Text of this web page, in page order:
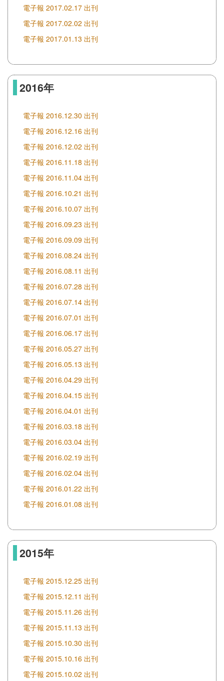
電子報 2017.02.17 出刊
電子報 2017.02.02 出刊
電子報 2017.01.13 出刊
2016年
電子報 2016.12.30 出刊
電子報 2016.12.16 出刊
電子報 2016.12.02 出刊
電子報 2016.11.18 出刊
電子報 2016.11.04 出刊
電子報 2016.10.21 出刊
電子報 2016.10.07 出刊
電子報 2016.09.23 出刊
電子報 2016.09.09 出刊
電子報 2016.08.24 出刊
電子報 2016.08.11 出刊
電子報 2016.07.28 出刊
電子報 2016.07.14 出刊
電子報 2016.07.01 出刊
電子報 2016.06.17 出刊
電子報 2016.05.27 出刊
電子報 2016.05.13 出刊
電子報 2016.04.29 出刊
電子報 2016.04.15 出刊
電子報 2016.04.01 出刊
電子報 2016.03.18 出刊
電子報 2016.03.04 出刊
電子報 2016.02.19 出刊
電子報 2016.02.04 出刊
電子報 2016.01.22 出刊
電子報 2016.01.08 出刊
2015年
電子報 2015.12.25 出刊
電子報 2015.12.11 出刊
電子報 2015.11.26 出刊
電子報 2015.11.13 出刊
電子報 2015.10.30 出刊
電子報 2015.10.16 出刊
電子報 2015.10.02 出刊